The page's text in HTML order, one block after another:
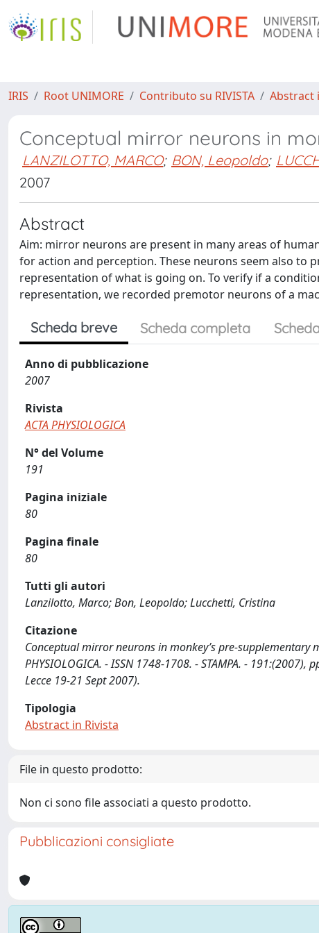
IRIS Root UNIMORE Contributo su RIVISTA Abstract
Conceptual mirror neurons in
LANZILOTTO, MARCO; BON, Leopoldo;
2007
Abstract
Aim: mirror neurons are present in many areas of
for action and perception. These neurons seem also to
representation of what is going on. To verify if a
representation, we recorded premotor neurons of a
Scheda breve Scheda completa
Anno di pubblicazione
2007
Rivista
ACTA PHYSIOLOGICA
N° del Volume
191
Pagina iniziale
80
Pagina finale
80
Tutti gli autori
Lanzilotto, Marco; Bon, Leopoldo; Lucchetti, Cristina
Citazione
Conceptual mirror neurons in monkey’s pre-supplementary
PHYSIOLOGICA. - ISSN 1748-1708. - STAMPA. -
Lecce 19-21 Sept 2007).
Tipologia
Abstract in Rivista
File in questo prodotto:
Non ci sono file associati a questo prodotto.
Pubblicazioni consigliate